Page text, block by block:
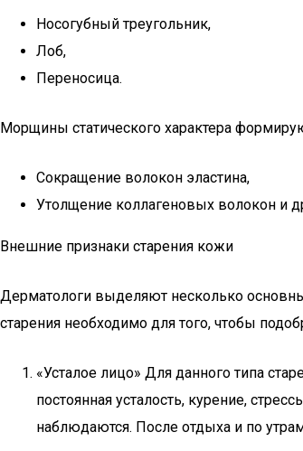
Носогубный треугольник,
Лоб,
Переносица.
Морщины статического характера
Сокращение волокон эластина,
Утолщение коллагеновых волокон и
Внешние признаки старения кожи
Дерматологи выделяют несколько
старения необходимо для того, чтобы
«Усталое лицо» Для данного типа
постоянная усталость, курение,
наблюдаются. После отдыха и по